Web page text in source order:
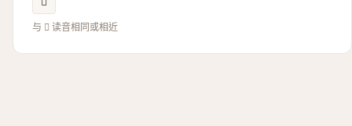
与 𣈇 读音相同或相近